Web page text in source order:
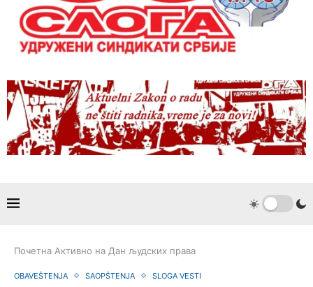
Почетна Активно на Дан људских права
OBAVEŠTENJA SAOPŠTENJA SLOGA VESTI